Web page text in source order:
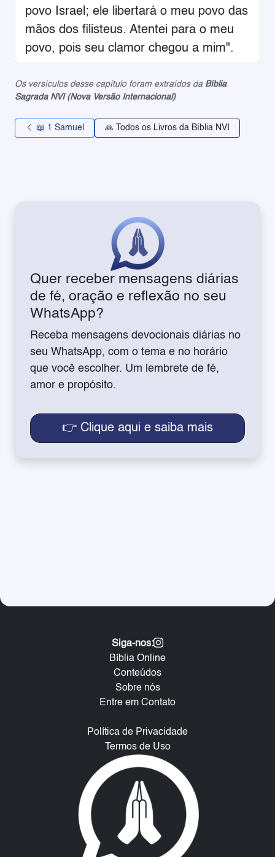
povo Israel; ele libertará o meu povo das
mãos dos filisteus. Atentei para o meu
povo, pois seu clamor chegou a mim".
Os versículos desse capítulo foram extraídos da Bíblia
Sagrada NVI (Nova Versão Internacional)
📖 1 Samuel 🙏 Todos os Livros da Bíblia NVI
Quer receber mensagens diárias
de fé, oração e reflexão no seu
WhatsApp?
Receba mensagens devocionais diárias no
seu WhatsApp, com o tema e no horário
que você escolher. Um lembrete de fé,
amor e propósito.
👉 Clique aqui e saiba mais
Bíblia Online
Conteúdos
Sobre nós
Entre em Contato
Política de Privacidade
Termos de Uso
Siga-nos: